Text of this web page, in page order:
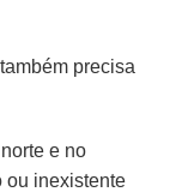
precisa
e no
ou inexistente